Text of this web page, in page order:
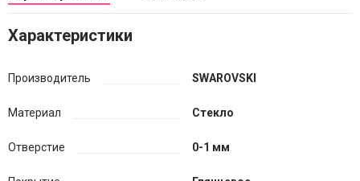
Характеристики
Производитель SWAROVSKI
Материал Стекло
Отверстие 0-1 мм